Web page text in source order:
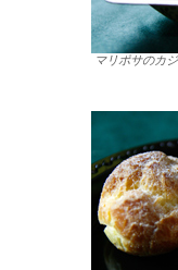
マリポサのカ